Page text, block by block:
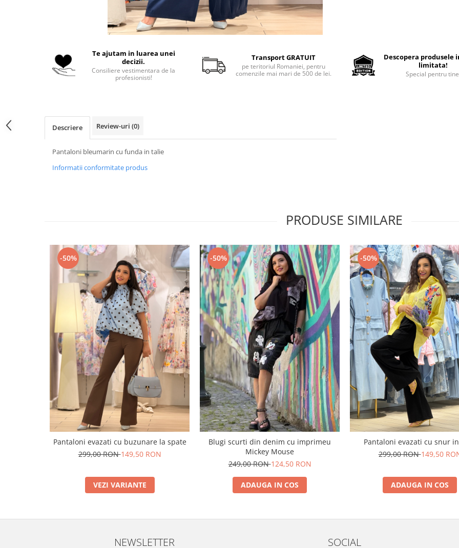
Te ajutam in luarea unei
decizii.
Consiliere vestimentara de la
profesionisti!
Transport GRATUIT
pe teritoriul Romaniei, pentru
comenzile mai mari de 500 de lei.
Descopera produsele
limitata!
Special pentru
Descriere Review-uri (0)
Pantaloni bleumarin cu funda in talie
Informatii conformitate produs
PRODUSE SIMILARE
-50%
Pantaloni evazati cu buzunare la spate
299,00 RON149,50 RON
VEZI VARIANTE
-50%
Blugi scurti din denim cu imprimeu
Mickey Mouse
249,00 RON124,50 RON
ADAUGA IN COS
-50%
Pantaloni evazati cu snur
299,00 RON149,50
ADAUGA IN COS
NEWSLETTER SOCIAL